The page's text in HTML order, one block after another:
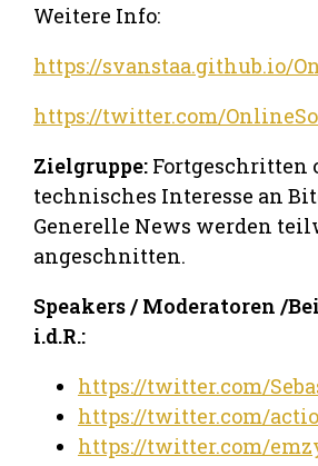
Weitere Info:
https://svanstaa.github.io/
https://twitter.com/
Zielgruppe: Fortgeschritten
technisches Interesse an
Generelle News werden
angeschnitten.
Speakers / Moderatoren /
i.d.R.:
https://twitter.com/
https://twitter.com/
https://twitter.com/